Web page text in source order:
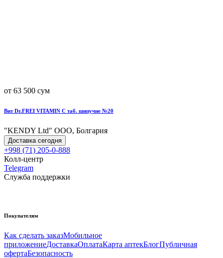
от 63 500 сум
Вит Dr.FREI VITAMIN C таб. шипучие №20
"KENDY Ltd" ООО, Болгария
Доставка сегодня
+998 (71) 205-0-888
Колл-центр
Telegram
Служба поддержки
Покупателям
Как сделать заказМобильное
приложениеДоставкаОплатаКарта аптекБлогПубличная
офертаБезопасность